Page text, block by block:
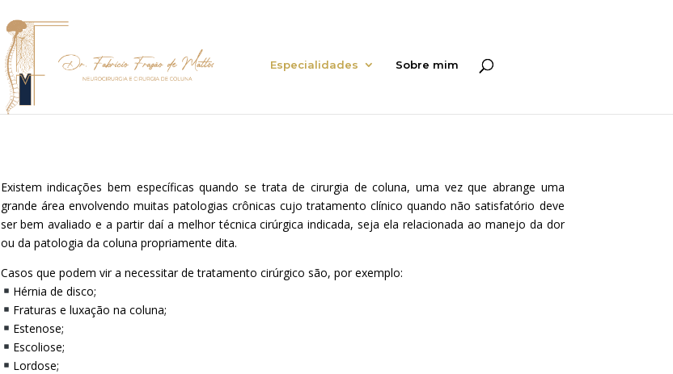
Especialidades Sobre mim
Existem indicações bem específicas quando se trata de cirurgia de coluna, uma vez que abrange uma
grande área envolvendo muitas patologias crônicas cujo tratamento clínico quando não satisfatório deve
ser bem avaliado e a partir daí a melhor técnica cirúrgica indicada, seja ela relacionada ao manejo da dor
ou da patologia da coluna propriamente dita.
Casos que podem vir a necessitar de tratamento cirúrgico são, por exemplo:
Hérnia de disco;
Fraturas e luxação na coluna;
Estenose;
Escoliose;
Lordose;